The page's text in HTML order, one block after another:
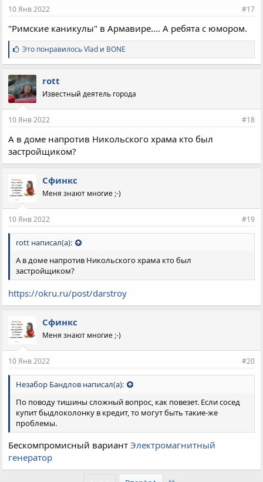
:
10 Янв 2022 #17
"Римские каникулы" в Армавире.... А ребята с юмором.
С
и
м
п
а
т
и
:
Это понравилосьVlad и BONE
rott
Известный деятель города
10 Янв 2022 #18
А в доме напротив Никольского храма кто был
застройщиком?
Сфинкс
Меня знают многие ;-)
10 Янв 2022 #19
rott написал(а):
А в доме напротив Никольского храма кто был
застройщиком?
https://okru.ru/post/darstroy
Сфинкс
Меня знают многие ;-)
10 Янв 2022 #20
Незабор Бандлов написал(а):
По поводу тишины сложный вопрос, как повезет. Если сосед
купит быдлоколонку в кредит, то могут быть такие-же
проблемы.
Бескомпромисный вариантЭлектромагнитный
генератор